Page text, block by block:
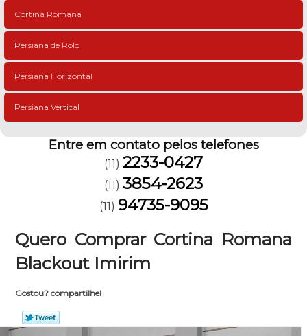
Cortina Romana
Persiana de Rolo
Persiana Horizontal
Persiana Vertical
Entre em contato pelos telefones
(11) 2233-0427
(11) 3854-2623
(11) 94735-9095
Quero Comprar Cortina Romana
Blackout Imirim
Gostou? compartilhe!